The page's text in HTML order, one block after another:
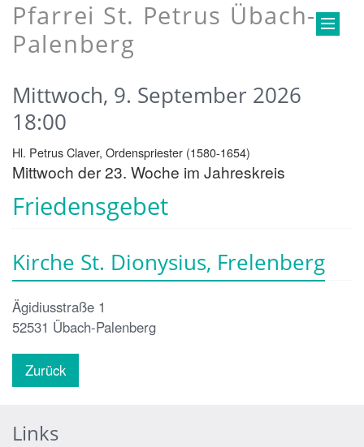
Pfarrei St. Petrus Übach-
Palenberg
Friedensgebet
Mittwoch, 9. September 2026
18:00
Hl. Petrus Claver, Ordenspriester (1580-1654)
Mittwoch der 23. Woche im Jahreskreis
Kirche St. Dionysius, Frelenberg
Ägidiusstraße 1
52531 Übach-Palenberg
Zurück
Links